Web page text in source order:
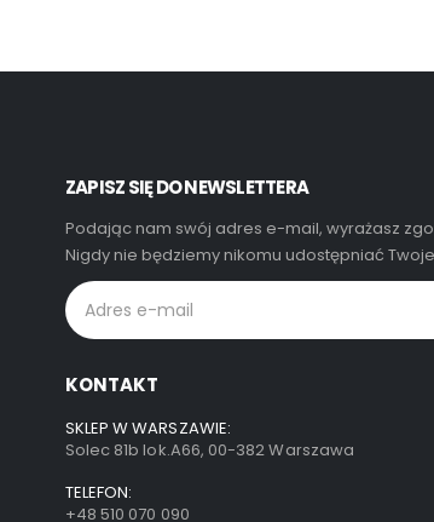
ZAPISZ SIĘ DO NEWSLETTERA
Podając nam swój adres e-mail, wyrażasz
Nigdy nie będziemy nikomu udostępniać
KONTAKT
SKLEP W WARSZAWIE:
Solec 81b lok.A66, 00-382 Warszawa
TELEFON:
+48 510 070 090